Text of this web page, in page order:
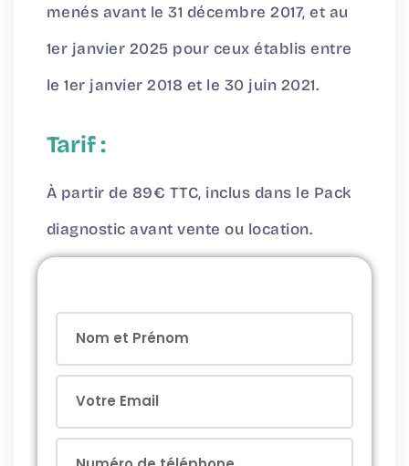
menés avant le 31 décembre 2017, et au
1er janvier 2025 pour ceux établis entre
le 1er janvier 2018 et le 30 juin 2021.
Tarif :
À partir de 89€ TTC, inclus dans le Pack
diagnostic avant vente ou location.